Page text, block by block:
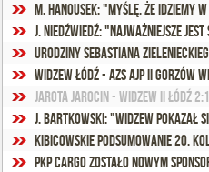
M. Hanousek: "Myślę, że idziemy
J. Niedźwiedź: "Najważniejsze
Urodziny Sebastiana
Widzew Łódź - AZS AJP II Gorzów
Jarota Jarocin - Widzew II Łódź
J. Bartkowski: "Widzew pokazał
Kibicowskie podsumowanie 20.
PKP Cargo zostało nowym